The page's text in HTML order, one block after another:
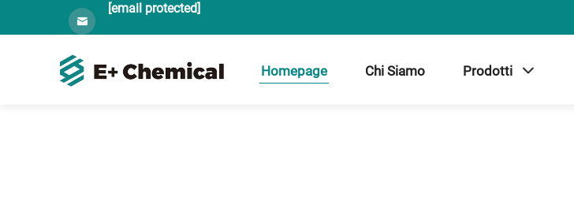
[email protected]
Homepage Chi Siamo Prodotti